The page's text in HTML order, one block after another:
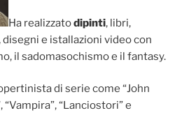
Ha realizzatodipinti, libri,
e istallazioni video con
il sadomasochismo e il fantasy.
di serie come “John
“Vampira”, “Lanciostori” e